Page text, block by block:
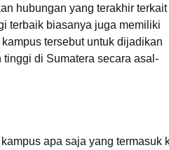
hubungan yang terakhir terkait
terbaik biasanya juga memiliki
tersebut untuk dijadikan
di Sumatera secara asal-
apa saja yang termasuk